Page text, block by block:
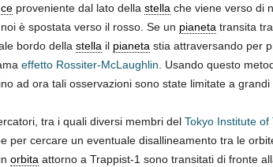
proveniente dal lato della stella che viene verso di
è spostata verso il rosso. Se un pianeta transita
bordo della stella il pianeta stia attraversando per
effetto Rossiter-McLaughlin . Usando questo
ad ora tali osservazioni sono state limitate a
tra i quali diversi membri del Tokyo Institute of
per cercare un eventuale disallineamento tra le
orbita attorno a Trappist-1 sono transitati di fronte